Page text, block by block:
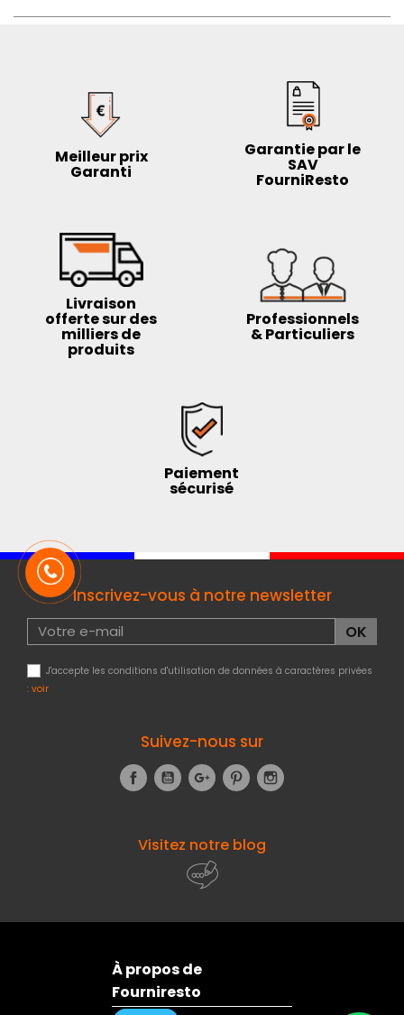
Meilleur prix
Garanti
Garantie par le
SAV
FourniResto
Livraison
offerte sur des
milliers de
produits
Professionnels
& Particuliers
Paiement
sécurisé
Inscrivez-vous à notre newsletter
J'accepte les conditions d'utilisation de données à caractères privées
: voir
Suivez-nous sur
FacebookYouTubeGoogle+Pinterest
Visitez notre blog
À propos de
Fourniresto